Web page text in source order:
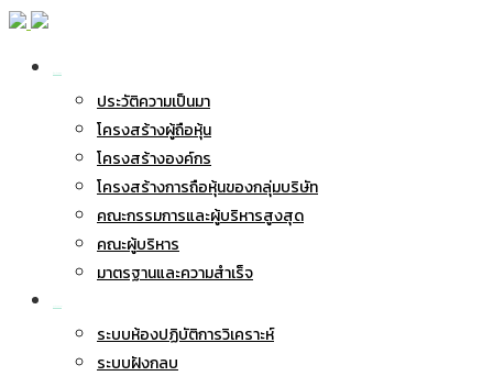
ประวัติความเป็นมา
โครงสร้างผู้ถือหุ้น
โครงสร้างองค์กร
โครงสร้างการถือหุ้นของกลุ่มบริษัท
คณะกรรมการและผู้บริหารสูงสุด
คณะผู้บริหาร
มาตรฐานและความสำเร็จ
ระบบห้องปฏิบัติการวิเคราะห์
ระบบฝังกลบ